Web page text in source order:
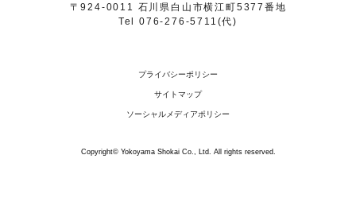
〒924-0011 石川県白山市横江町5377番地
Tel 076-276-5711(代)
プライバシーポリシー
サイトマップ
ソーシャルメディアポリシー
Copyright© Yokoyama Shokai Co., Ltd. All rights reserved.